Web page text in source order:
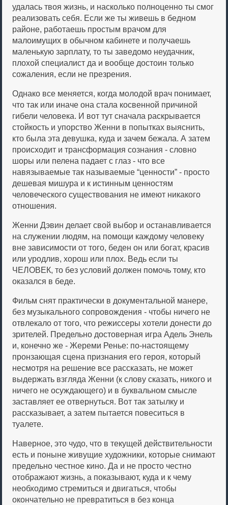
удалась твоя жизнь, и насколько полноценно ты смог
реализовать себя. Если же ты живешь в бедном
районе, работаешь простым врачом для
малоимущих в обычном кабинете и получаешь
маленькую зарплату, то ты заведомо неудачник,
плохой специалист да и вообще достоин только
сожаления, если не презрения.
Однако все меняется, когда молодой врач понимает,
что так или иначе она стала косвенной причиной
гибели человека. И вот тут сначала раскрывается
стойкость и упорство Женни в попытках выяснить,
кто была эта девушка, куда и зачем бежала. А затем
происходит и трансформация сознания - словно
шоры или пелена падает с глаз - что все
навязываемые так называемые “ценности” - просто
дешевая мишура и к истинным ценностям
человеческого существования не имеют никакого
отношения.
Женни Дэвин делает свой выбор и останавливается
на служении людям, на помощи каждому человеку
вне зависимости от того, беден он или богат, красив
или уродлив, хорош или плох. Ведь если ты
ЧЕЛОВЕК, то без условий должен помочь тому, кто
оказался в беде.
Фильм снят практически в документальной манере,
без музыкального сопровождения - чтобы ничего не
отвлекало от того, что режиссеры хотели донести до
зрителей. Предельно достоверная игра Адель Энель
и, конечно же - Жереми Ренье: по-настоящему
пронзающая сцена признания его героя, который
несмотря на решение все рассказать, не может
выдержать взгляда Женни (к слову сказать, никого и
ничего не осуждающего) и в буквальном смысле
заставляет ее отвернуться. Вот так затылку и
рассказывает, а затем пытается повеситься в
туалете.
Наверное, это чудо, что в текущей действительности
есть и поныне живущие художники, которые снимают
предельно честное кино. Да и не просто честно
отображают жизнь, а показывают, куда и к чему
необходимо стремиться и двигаться, чтобы
окончательно не превратиться в без конца